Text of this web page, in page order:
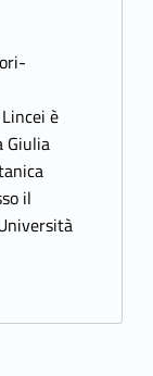
è
Giulia
il